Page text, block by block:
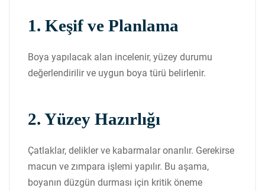
1. Keşif ve Planlama
Boya yapılacak alan incelenir, yüzey durumu
değerlendirilir ve uygun boya türü belirlenir.
2. Yüzey Hazırlığı
Çatlaklar, delikler ve kabarmalar onarılır. Gerekirse
macun ve zımpara işlemi yapılır. Bu aşama,
boyanın düzgün durması için kritik öneme